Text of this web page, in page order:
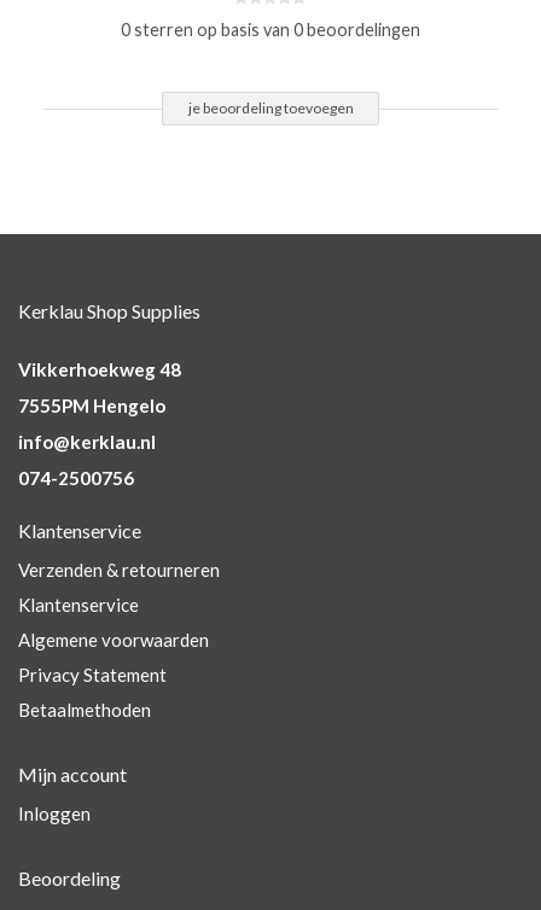
0 sterren op basis van 0 beoordelingen
je beoordeling toevoegen
Kerklau Shop Supplies
Vikkerhoekweg 48
7555PM Hengelo
info@kerklau.nl
074-2500756
Klantenservice
Verzenden & retourneren
Klantenservice
Algemene voorwaarden
Privacy Statement
Betaalmethoden
Mijn account
Inloggen
Beoordeling